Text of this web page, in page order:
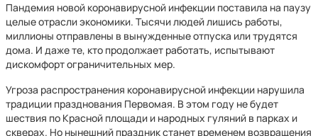
Пандемия новой коронавирусной инфекции поставила на паузу
целые отрасли экономики. Тысячи людей лишись работы,
миллионы отправлены в вынужденные отпуска или трудятся
дома. И даже те, кто продолжает работать, испытывают
дискомфорт ограничительных мер.
Угроза распространения коронавирусной инфекции нарушила
традиции празднования Первомая. В этом году не будет
шествия по Красной площади и народных гуляний в парках и
скверах. Но нынешний праздник станет временем возвращения